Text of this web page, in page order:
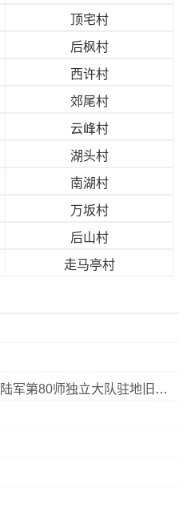
顶宅村
后枫村
西许村
郊尾村
云峰村
湖头村
南湖村
万坂村
后山村
走马亭村
莆田广化寺（国民革命军陆军第80师独立大队驻地旧址）